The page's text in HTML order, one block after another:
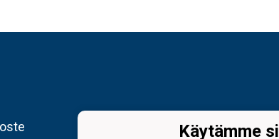
Käytämme